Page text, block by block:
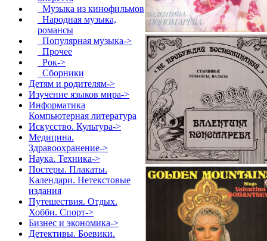
Музыка из кинофильмов
Народная музыка,
романсы
Популярная музыка->
Прочее
Рок->
Сборники
Детям и родителям->
Изучение языков мира->
Информатика
Компьютерная литература
Искусство. Культура->
Медицина.
Здравоохранение->
Наука. Техника->
Постеры. Плакаты.
Календари. Нетекстовые
издания
Путешествия. Отдых.
Хобби. Спорт->
Бизнес и экономика->
Детективы. Боевики.